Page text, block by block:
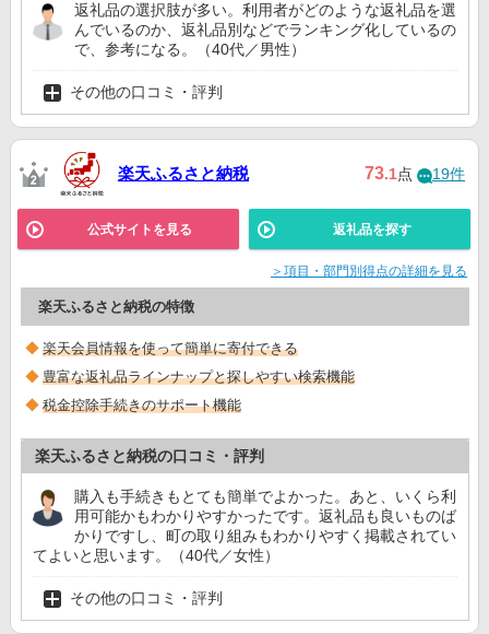
返礼品の選択肢が多い。利用者がどのような返礼品を選
んでいるのか、返礼品別などでランキング化しているの
で、参考になる。（40代／男性）
その他の口コミ・評判
楽天ふるさと納税 73.1点 19件
公式サイトを見る 返礼品を探す
＞項目・部門別得点の詳細を見る
楽天ふるさと納税の特徴
楽天会員情報を使って簡単に寄付できる
豊富な返礼品ラインナップと探しやすい検索機能
税金控除手続きのサポート機能
楽天ふるさと納税の口コミ・評判
購入も手続きもとても簡単でよかった。あと、いくら利
用可能かもわかりやすかったです。返礼品も良いものば
かりですし、町の取り組みもわかりやすく掲載されてい
てよいと思います。（40代／女性）
その他の口コミ・評判